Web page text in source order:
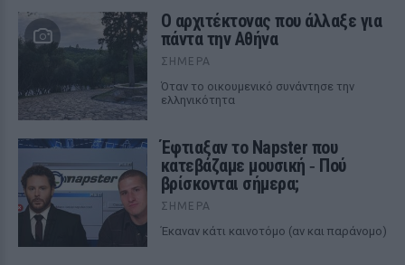
Ο αρχιτέκτονας που άλλαξε για
πάντα την Αθήνα
ΣΉΜΕΡΑ
Όταν το οικουμενικό συνάντησε την
ελληνικότητα
Έφτιαξαν το Napster που
κατεβάζαμε μουσική ‑ Πού
βρίσκονται σήμερα;
ΣΉΜΕΡΑ
Έκαναν κάτι καινοτόμο (αν και παράνομο)